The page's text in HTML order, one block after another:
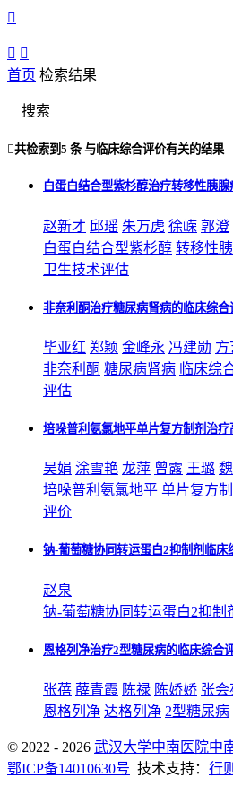

 
首页 检索结果
搜索
共检索到 5 条与 临床综合评价有关的结果
白蛋白结合型紫杉醇治疗转移性胰
赵新才 邱瑶 朱万虎 徐嵘 郭澄
白蛋白结合型紫杉醇 转移性
卫生技术评估
非奈利酮治疗糖尿病肾病的临床综合
毕亚红 郑颖 金峰永 冯建勋 方
非奈利酮 糖尿病肾病 临床综
评估
培哚普利氨氯地平单片复方制剂治
吴娟 涂雪艳 龙萍 曾露 王璐
培哚普利氨氯地平 单片复方制
评价
钠-葡萄糖协同转运蛋白2抑制剂临床
赵泉
钠-葡萄糖协同转运蛋白2抑制
恩格列净治疗2型糖尿病的临床综合
张蓓 薛青霞 陈禄 陈娇娇 张会
恩格列净 达格列净 2型糖尿病
© 2022 - 2026 武汉大学中南医院中
鄂ICP备14010630号 技术支持： 行